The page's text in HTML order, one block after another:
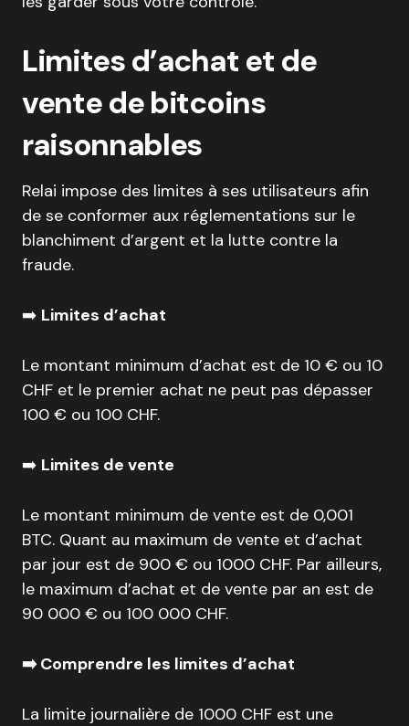
Limites d’achat et de
vente de bitcoins
raisonnables
Relai impose des limites à ses utilisateurs afin
de se conformer aux réglementations sur le
blanchiment d’argent et la lutte contre la
fraude.
➡️ Limites d’achat
Le montant minimum d’achat est de 10 € ou 10
CHF et le premier achat ne peut pas dépasser
100 € ou 100 CHF.
➡️ Limites de vente
Le montant minimum de vente est de 0,001
BTC. Quant au maximum de vente et d’achat
par jour est de 900 € ou 1000 CHF. Par ailleurs,
le maximum d’achat et de vente par an est de
90 000 € ou 100 000 CHF.
➡️ Comprendre les limites d’achat
La limite journalière de 1000 CHF est une